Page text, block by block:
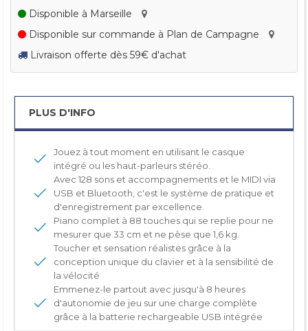
Disponible à Marseille
Disponible sur commande à Plan de Campagne
Livraison offerte dès 59€ d'achat
PLUS D'INFO
Jouez à tout moment en utilisant le casque
intégré ou les haut-parleurs stéréo.
Avec 128 sons et accompagnements et le MIDI via
USB et Bluetooth, c'est le système de pratique et
d'enregistrement par excellence.
Piano complet à 88 touches qui se replie pour ne
mesurer que 33 cm et ne pèse que 1,6 kg.
Toucher et sensation réalistes grâce à la
conception unique du clavier et à la sensibilité de
la vélocité
Emmenez-le partout avec jusqu'à 8 heures
d'autonomie de jeu sur une charge complète
grâce à la batterie rechargeable USB intégrée